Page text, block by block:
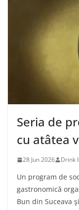
Seria de
cu atâtea
28 Jun 2026 Drink
Un program de
gastronomică
Bun din Suceava